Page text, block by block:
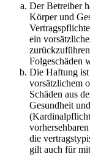
Der Betreiber
Körper und
ein
Folgeschäden
Die Haftung ist
vorsätzlichem
Schäden aus
Gesundheit
die
gilt auch für